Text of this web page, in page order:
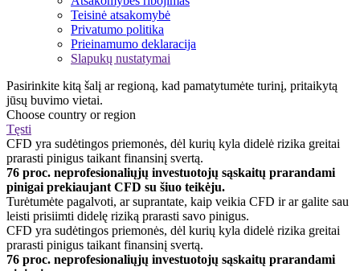
Teisinė atsakomybė
Privatumo politika
Prieinamumo deklaracija
Slapukų nustatymai
Pasirinkite kitą šalį ar regioną, kad pamatytumėte turinį, pritaikytą
jūsų buvimo vietai.
Choose country or region
Tęsti
CFD yra sudėtingos priemonės, dėl kurių kyla didelė rizika greitai
prarasti pinigus taikant finansinį svertą.
76 proc. neprofesionaliųjų investuotojų sąskaitų prarandami
pinigai prekiaujant CFD su šiuo teikėju.
Turėtumėte pagalvoti, ar suprantate, kaip veikia CFD ir ar galite sau
leisti prisiimti didelę riziką prarasti savo pinigus.
CFD yra sudėtingos priemonės, dėl kurių kyla didelė rizika greitai
prarasti pinigus taikant finansinį svertą.
76 proc. neprofesionaliųjų investuotojų sąskaitų prarandami